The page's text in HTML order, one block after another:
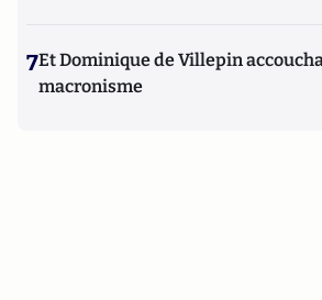
7Et Dominique de Villepin
macronisme